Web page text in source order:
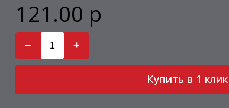
121.00 р
− +
Купить в 1 клик